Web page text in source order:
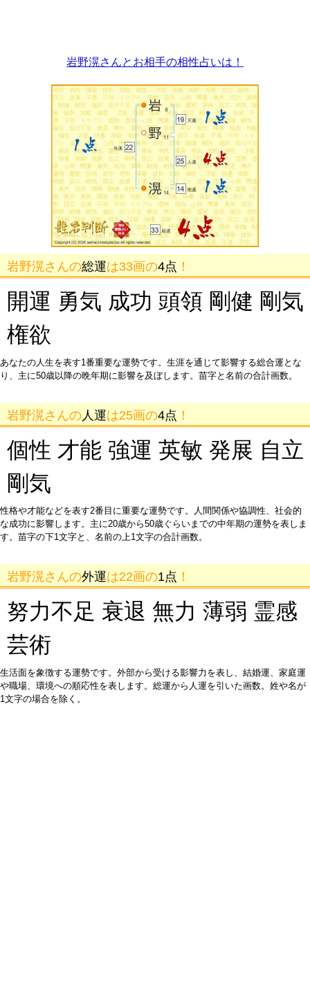
岩野滉さんとお相手の相性占いは！
岩野滉さんの総運は33画の4点 ！
開運 勇気 成功 頭領 剛健 剛気
権欲
あなたの人生を表す1番重要な運勢です。生涯を通じて影響する総合運とな
り、主に50歳以降の晩年期に影響を及ぼします。苗字と名前の合計画数。
岩野滉さんの 人運は25画の4点 ！
個性 才能 強運 英敏 発展 自立
剛気
性格や才能などを表す2番目に重要な運勢です。人間関係や協調性、社会的
な成功に影響します。主に20歳から50歳ぐらいまでの中年期の運勢を表しま
す。苗字の下1文字と、名前の上1文字の合計画数。
岩野滉さんの外運は22画の1点 ！
努力不足 衰退 無力 薄弱 霊感
芸術
生活面を象徴する運勢です。外部から受ける影響力を表し、結婚運、家庭運
や職場、環境への順応性を表します。総運から人運を引いた画数。姓や名が
1文字の場合を除く。